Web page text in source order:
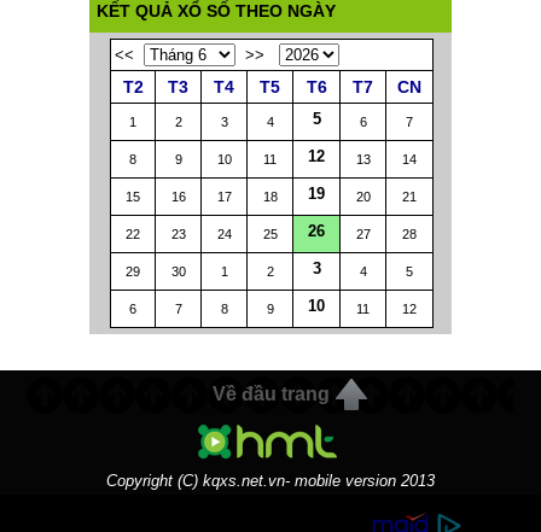
KẾT QUẢ XỔ SỐ THEO NGÀY
<< >>
T2 T3 T4 T5 T6 T7 CN
1 2 3 4 5 6 7
8 9 10 11 12 13 14
15 16 17 18 19 20 21
22 23 24 25 26 27 28
29 30 1 2 3 4 5
6 7 8 9 10 11 12
Về đầu trang
Copyright (C) kqxs.net.vn- mobile version 2013